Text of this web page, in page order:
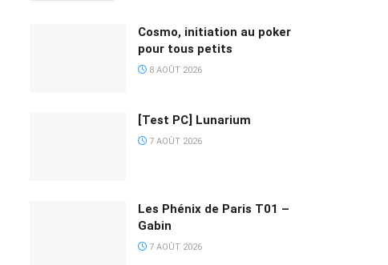
Cosmo, initiation au poker
pour tous petits
8 AOÛT 2026
[Test PC] Lunarium
7 AOÛT 2026
Les Phénix de Paris T01 –
Gabin
7 AOÛT 2026